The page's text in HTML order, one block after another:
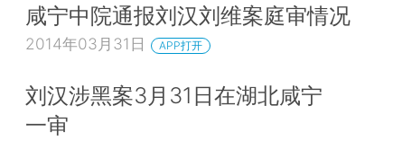
咸宁中院通报刘汉刘维案庭审情况
2014年03月31日 APP打开
刘汉涉黑案3月31日在湖北咸宁
一审